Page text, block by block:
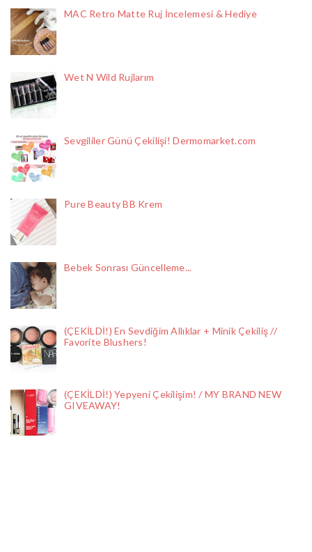
MAC Retro Matte Ruj İncelemesi & Hediye
Wet N Wild Rujlarım
Sevgililer Günü Çekilişi! Dermomarket.com
Pure Beauty BB Krem
Bebek Sonrası Güncelleme...
(ÇEKİLDİ!) En Sevdiğim Allıklar + Minik Çekiliş //
Favorite Blushers!
(ÇEKİLDİ!) Yepyeni Çekilişim! / MY BRAND NEW
GIVEAWAY!